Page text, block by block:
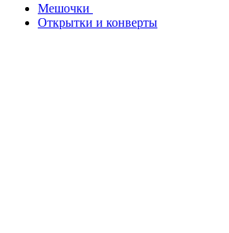
Мешочки
Открытки и конверты